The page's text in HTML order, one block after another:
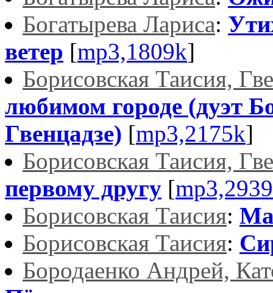
Богатырева Лариса:
ветер [mp3,1809k]
Борисовская Таисия,
любимом городе (дуэт
Гвенцадзе) [mp3,2175k]
Борисовская Таисия,
первому другу [
Борисовская Таисия:
Борисовская Таисия:
Бородаенко Андрей,